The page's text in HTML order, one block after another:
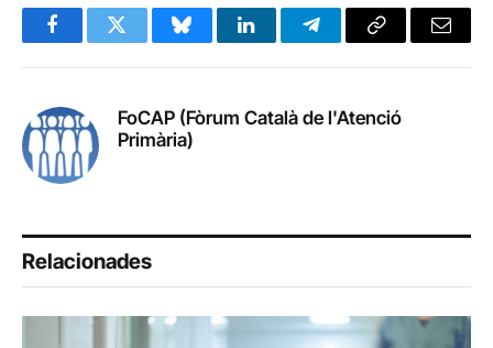
FacebookTwitter BlueskyLinkedInTelegramCopy
Email
FoCAP (Fòrum Català de l'Atenció
Primària)
Relacionades